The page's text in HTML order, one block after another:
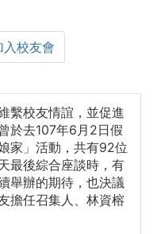
入校友會
繫校友情誼，並促進
於去107年6月2日假
家」活動，共有92位
最後綜合座談時，有
舉辦的期待，也決議
擔任召集人、林資榕